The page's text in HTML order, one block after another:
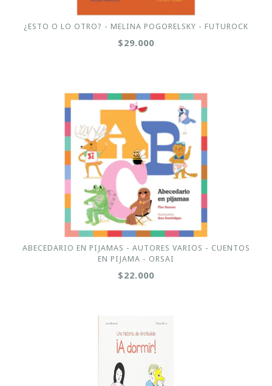
¿ESTO O LO OTRO? - MELINA POGORELSKY - FUTUROCK
$29.000
ABECEDARIO EN PIJAMAS - AUTORES VARIOS - CUENTOS
EN PIJAMA - ORSAI
$22.000